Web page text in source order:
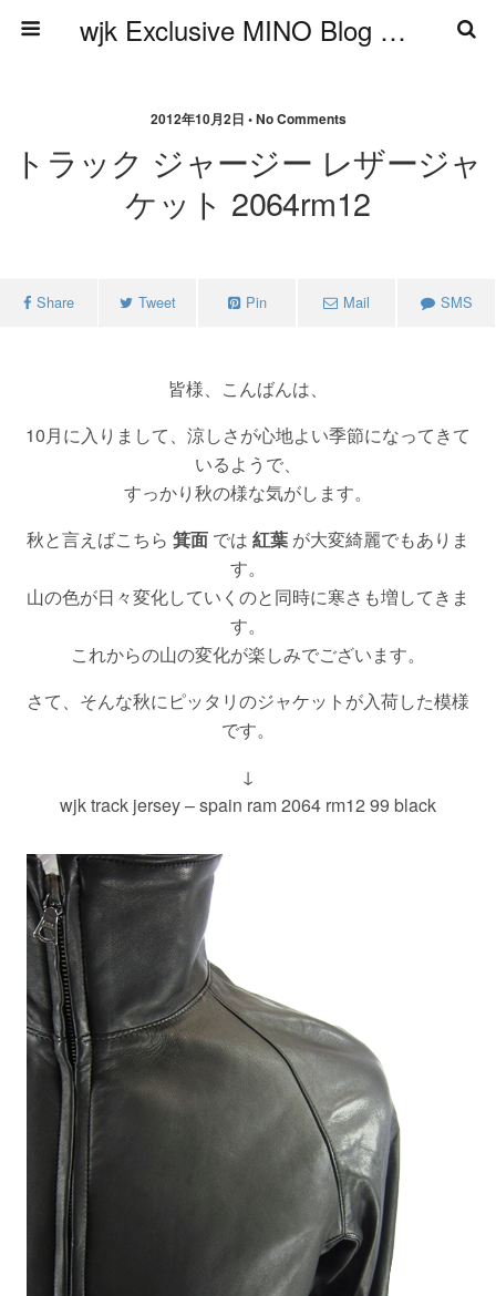
wjk Exclusive MINO Blog ブログ
2012年10月2日 • No Comments
トラック ジャージー レザージャ
ケット 2064rm12
Share Tweet Pin Mail SMS
皆様、こんばんは、
10月に入りまして、涼しさが心地よい季節になってきて
いるようで、
すっかり秋の様な気がします。
秋と言えばこちら 箕面 では 紅葉 が大変綺麗でもありま
す。
山の色が日々変化していくのと同時に寒さも増してきま
す。
これからの山の変化が楽しみでございます。
さて、そんな秋にピッタリのジャケットが入荷した模様
です。
↓
wjk track jersey – spain ram 2064 rm12 99 black